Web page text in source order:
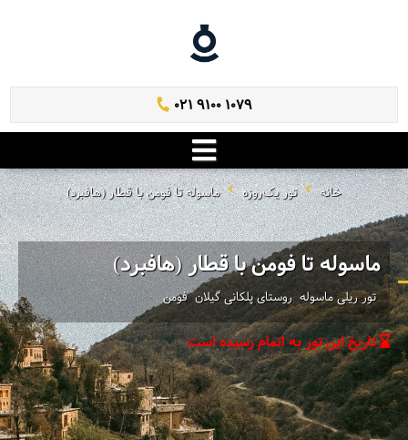
021 9100 1079
خانه تور یک‌روزه ماسوله تا فومن با قطار (هافبرد)
ماسوله تا فومن با قطار (هافبرد)
تور ریلی ماسوله ‌ روستای پلکانی گیلان ‌ فومن
تاریخ این تور به اتمام رسیده است